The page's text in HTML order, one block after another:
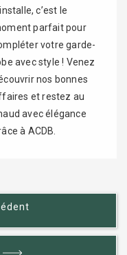
c’est le
parfait pour
votre garde-
avec style ! Venez
nos bonnes
et restez au
avec élégance
à ACDB.